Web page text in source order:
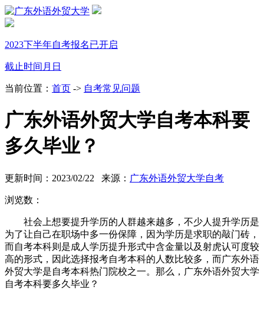
2023下半年自考报名已开启
截止时间 月 日
当前位置： 首页 -> 自考常见问题
广东外语外贸大学自考本科要
多久毕业？
更新时间：2023/02/22 来源： 广东外语外贸大学自考
浏览数：
社会上想要提升学历的人群越来越多，不少人提升学历是
为了让自己在职场中多一份保障，因为学历是求职的敲门砖，
而自考本科则是成人学历提升形式中含金量以及射虎认可度较
高的形式，因此选择报考自考本科的人数比较多，而广东外语
外贸大学是自考本科热门院校之一。那么，广东外语外贸大学
自考本科要多久毕业？